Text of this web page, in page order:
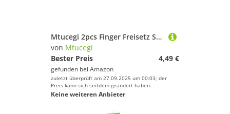
Mtucegi 2pcs Finger Freisetz Schnell Hebel Klappschlüssel Schränke Schnallen Rollerschlüssel Schränner Schutzverschluss Für M365 Elektrische Rollerzubehör
von Mtucegi
Bester Preis
4,49 €
gefunden bei Amazon
zuletzt überprüft am 27.09.2025 um 00:03; der
Preis kann sich seitdem geändert haben.
Keine weiteren Anbieter